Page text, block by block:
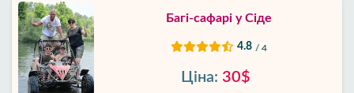
Багі-сафарі у Сіде
4.8 / 4
Ціна: 30$